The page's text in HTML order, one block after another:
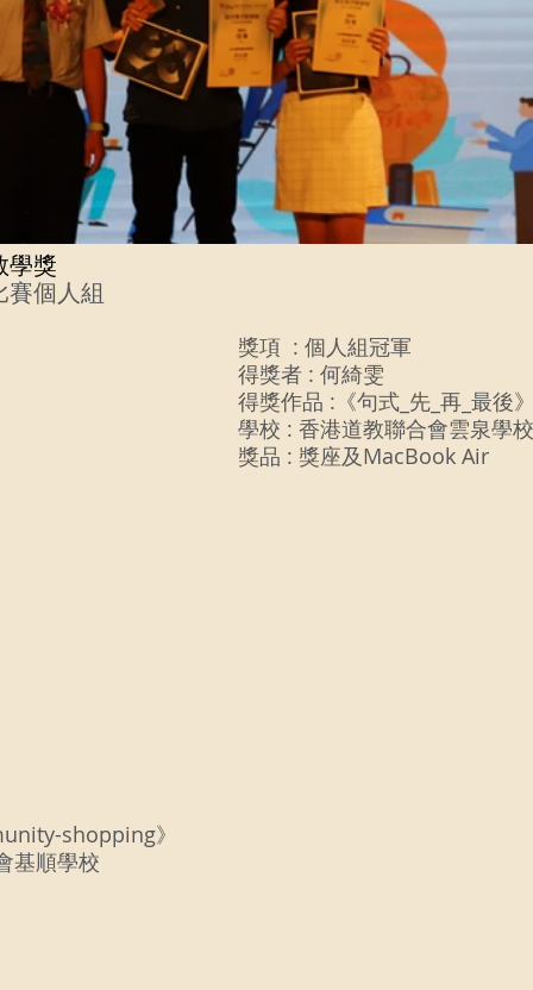
學獎
個人組
獎項  : 個人組冠軍
得獎者 : 何綺雯
得獎作品 :《句式_先_再_最後
學校 : 香港道教聯合會雲泉學
獎品 : 獎座及MacBook Air
shopping》
基順學校